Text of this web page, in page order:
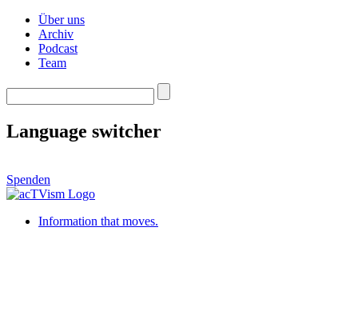
Über uns
Archiv
Podcast
Team
Language switcher
Spenden
Information that moves.